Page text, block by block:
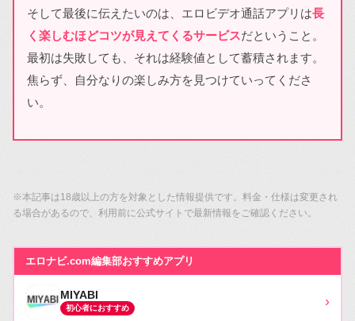
そして最後に伝えたいのは、エロビデオ通話アプリは長
く楽しむほどコツが見えてくるサービスだということ。
最初は失敗しても、それは経験値として蓄積されます。
焦らず、自分なりの楽しみ方を見つけていってくださ
い。
※本記事は18歳以上の方を対象とした情報提供です。料金・仕様は変更され
る場合があるので、利用前に公式サイトで最新情報をご確認ください。
エロナビ.com編集部おすすめアプリ
MIYABI
初心者におすすめ ›